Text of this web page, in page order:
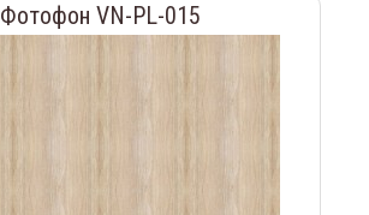
Фотофон VN-PL-015